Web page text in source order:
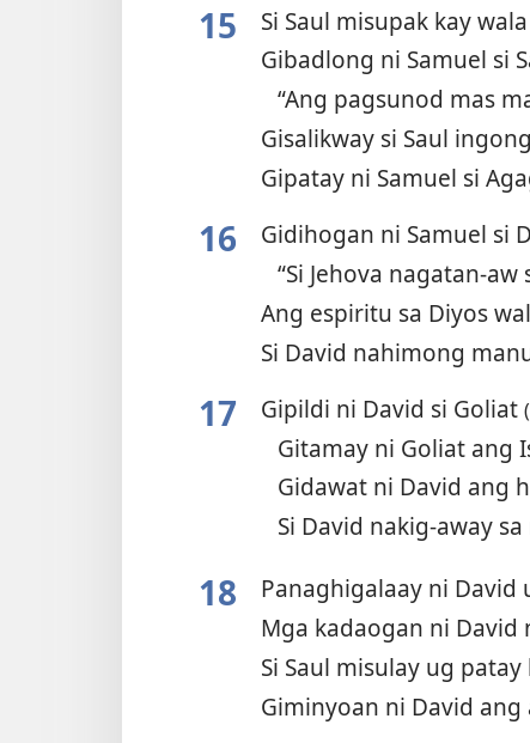
15 Si Saul misupak kay
Gibadlong ni Samuel si
“Ang pagsunod mas
Gisalikway si Saul
Gipatay ni Samuel si
16 Gidihogan ni Samuel si
“Si Jehova nagatan-
Ang espiritu sa Diyos
Si David nahimong
17 Gipildi ni David si Goliat (
Gitamay ni Goliat ang
Gidawat ni David ang
Si David nakig-away
18 Panaghigalaay ni David
Mga kadaogan ni David
Si Saul misulay ug
Giminyoan ni David ang